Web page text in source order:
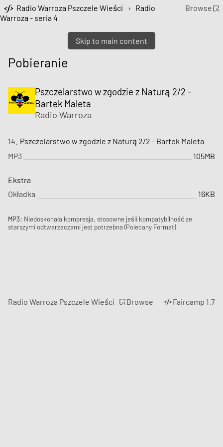
Skip to main content
Radio Warroza Pszczele Wieści › Radio
Warroza - seria 4
Browse
Pobieranie
Pszczelarstwo w zgodzie z Naturą 2/2 -
Bartek Maleta
Radio Warroza
14. Pszczelarstwo w zgodzie z Naturą 2/2 - Bartek Maleta
MP3
105MB
Ekstra
Okładka
16KB
MP3: Niedoskonała kompresja, stosowne jeśli kompatybilność ze
starszymi odtwarzaczami jest potrzebna (Polecany Format)
Radio Warroza Pszczele Wieści Browse Faircamp 1.7